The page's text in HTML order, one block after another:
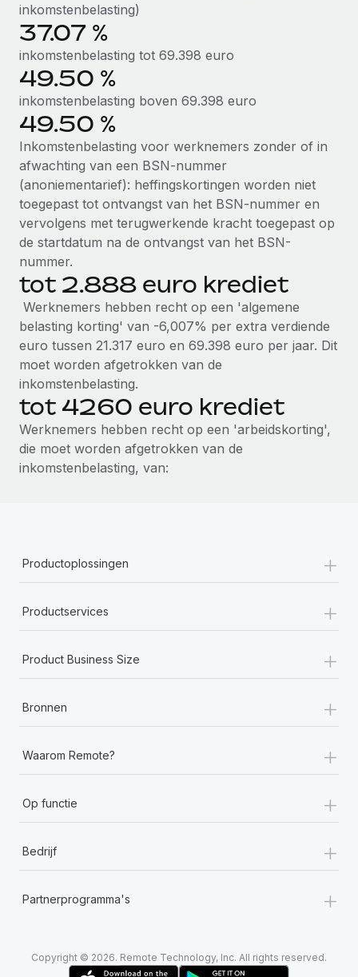
inkomstenbelasting)
37.07 %
inkomstenbelasting tot 69.398 euro
49.50 %
inkomstenbelasting boven 69.398 euro
49.50 %
Inkomstenbelasting voor werknemers zonder of in
afwachting van een BSN-nummer
(anoniementarief): heffingskortingen worden niet
toegepast tot ontvangst van het BSN-nummer en
vervolgens met terugwerkende kracht toegepast op
de startdatum na de ontvangst van het BSN-
nummer.
tot 2.888 euro krediet
Werknemers hebben recht op een 'algemene
belasting korting' van -6,007% per extra verdiende
euro tussen 21.317 euro en 69.398 euro per jaar. Dit
moet worden afgetrokken van de
inkomstenbelasting.
tot 4260 euro krediet
Werknemers hebben recht op een 'arbeidskorting',
die moet worden afgetrokken van de
inkomstenbelasting, van:
Productoplossingen +
Productservices +
Product Business Size +
Bronnen +
Waarom Remote? +
Op functie +
Bedrijf +
Partnerprogramma's +
Copyright © 2026. Remote Technology, Inc. All rights reserved.